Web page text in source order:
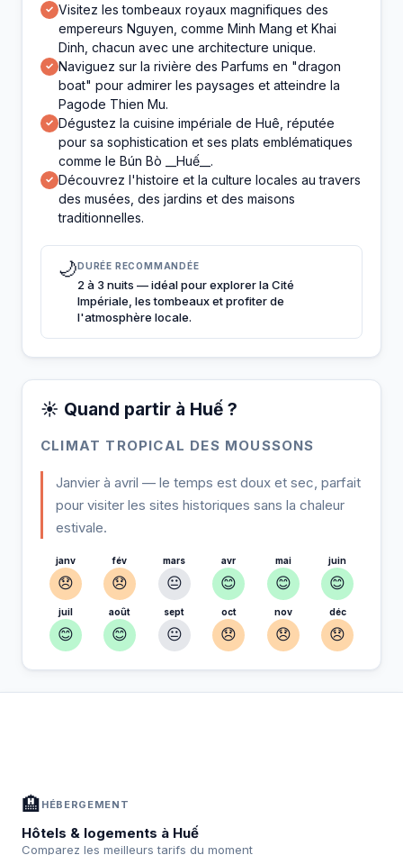
✓ Visitez les tombeaux royaux magnifiques des
empereurs Nguyen, comme Minh Mang et Khai
Dinh, chacun avec une architecture unique.
✓ Naviguez sur la rivière des Parfums en "dragon
boat" pour admirer les paysages et atteindre la
Pagode Thien Mu.
✓ Dégustez la cuisine impériale de Huê, réputée
pour sa sophistication et ses plats emblématiques
comme le Bún Bò __Huế__.
✓ Découvrez l'histoire et la culture locales au travers
des musées, des jardins et des maisons
traditionnelles.
🌙DURÉE RECOMMANDÉE
2 à 3 nuits — idéal pour explorer la Cité
Impériale, les tombeaux et profiter de
l'atmosphère locale.
☀️ Quand partir à Huế ?
CLIMAT TROPICAL DES MOUSSONS
Janvier à avril — le temps est doux et sec, parfait
pour visiter les sites historiques sans la chaleur
estivale.
janv
😞
fév
😞
mars
😐
avr
😊
mai
😊
juin
😊
juil
😊
août
😊
sept
😐
oct
😞
nov
😞
déc
😞
🏨 HÉBERGEMENT
Hôtels & logements à Huế
Comparez les meilleurs tarifs du moment